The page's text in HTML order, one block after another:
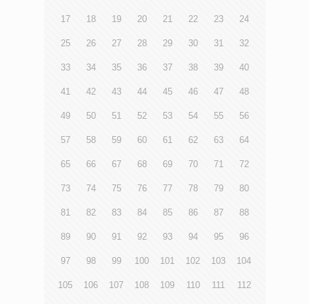
17 18 19 20 21 22 23 24
25 26 27 28 29 30 31 32
33 34 35 36 37 38 39 40
41 42 43 44 45 46 47 48
49 50 51 52 53 54 55 56
57 58 59 60 61 62 63 64
65 66 67 68 69 70 71 72
73 74 75 76 77 78 79 80
81 82 83 84 85 86 87 88
89 90 91 92 93 94 95 96
97 98 99 100 101 102 103 104
105 106 107 108 109 110 111 112